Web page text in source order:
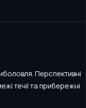
Перспективні
течії та прибережні